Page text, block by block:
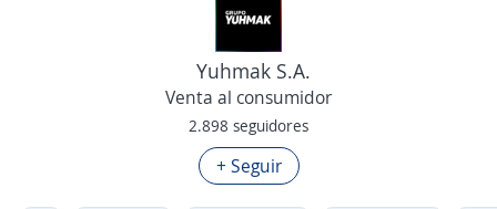
Yuhmak S.A.
Venta al consumidor
2.898 seguidores
+ Seguir